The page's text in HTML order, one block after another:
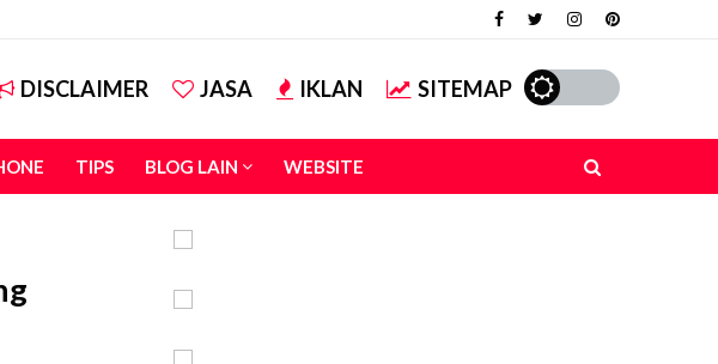
DISCLAIMER JASA IKLAN SITEMAP
TIPS BLOG LAIN WEBSITE